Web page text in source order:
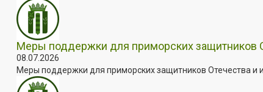
Меры поддержки для приморских защитников
08.07.2026
Меры поддержки для приморских защитников Отечества и